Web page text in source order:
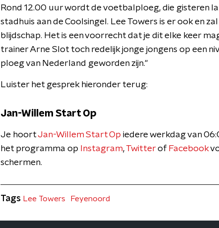
Rond 12.00 uur wordt de voetbalploeg, die gisteren
stadhuis aan de Coolsingel. Lee Towers is er ook en
blijdschap. Het is een voorrecht dat je dit elke keer
trainer Arne Slot toch redelijk jonge jongens op een
ploeg van Nederland geworden zijn."
Luister het gesprek hieronder terug:
Jan-Willem Start Op
Je hoortJan-Willem Start Op iedere werkdag van
het programma op
Instagram, Twitter of Facebook
schermen.
Tags Lee Towers Feyenoord